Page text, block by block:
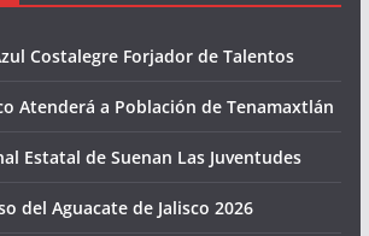
Costalegre Forjador de Talentos
Atenderá a Población de Tenamaxtlán
Estatal de Suenan Las Juventudes
del Aguacate de Jalisco 2026